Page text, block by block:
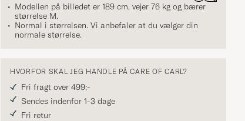
Modellen på billedet er 189 cm, vejer 76 kg og bærer
størrelse M.
Normal i størrelsen. Vi anbefaler at du vælger din
normale størrelse.
HVORFOR SKAL JEG HANDLE PÅ CARE OF CARL?
Fri fragt over 499;-
Sendes indenfor 1-3 dage
Fri retur